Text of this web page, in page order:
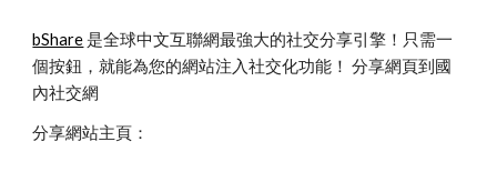
bShare 是全球中文互聯網最強大的社交分享引擎！只需一
個按鈕，就能為您的網站注入社交化功能！ 分享網頁到國
內社交網
分享網站主頁：